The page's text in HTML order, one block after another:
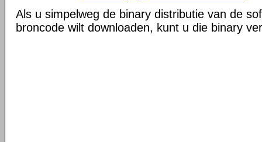
Als u simpelweg de binary distributie van de
broncode wilt downloaden, kunt u die binary